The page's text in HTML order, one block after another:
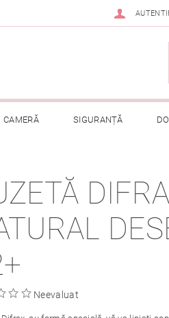
CAMERĂ SIGURANȚĂ
Neevaluat